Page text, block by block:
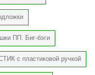
ПП. Биг-бэги
с пластиковой ручкой